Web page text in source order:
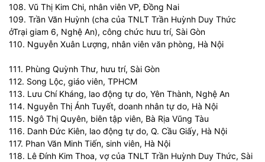
108. Vũ Thị Kim Chi, nhân viên VP, Đồng Nai
109. Trần Văn Huỳnh (cha của TNLT Trần Huỳnh Duy Thức
ởTrại giam 6, Nghệ An), công chức hưu trí, Sài Gòn
110. Nguyễn Xuân Lượng, nhân viên văn phòng, Hà Nội
111. Phùng Quỳnh Thư, hưu trí, Sài Gòn
112. Song Lộc, giáo viên, TPHCM
113. Lưu Chí Kháng, lao động tự do, Yên Thành, Nghệ An
114. Nguyễn Thị Ánh Tuyết, doanh nhân tự do, Hà Nội
115. Ngô Thị Quyên, biên tập viên, Bà Rịa Vũng Tàu
116. Danh Đức Kiên, lao động tự do, Q. Cầu Giấy, Hà Nội
117. Phan Văn Minh Tiến, sinh viên, Hà Nội
118. Lê Đính Kim Thoa, vợ của TNLT Trần Huỳnh Duy Thức, Sài